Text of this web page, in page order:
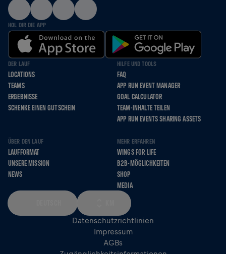
HOL DIR DIE APP
DER LAUF
LOCATIONS
TEAMS
ERGEBNISSE
SCHENKE EINEN GUTSCHEIN
HILFE UND TOOLS
FAQ
APP RUN EVENT MANAGER
GOAL CALCULATOR
TEAM-INHALTE TEILEN
APP RUN EVENTS SHARING ASSETS
ÜBER DEN LAUF
LAUFFORMAT
UNSERE MISSION
NEWS
MEHR ERFAHREN
WINGS FOR LIFE
B2B-MÖGLICHKEITEN
SHOP
MEDIA
Datenschutzrichtlinien
Impressum
AGBs